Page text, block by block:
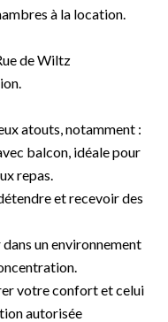
à la location.
de Wiltz
atouts, notamment :
balcon, idéale pour
repas.
et recevoir des
un environnement
votre confort et celui
autorisée